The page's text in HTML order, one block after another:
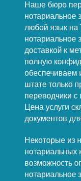
Наше бюро
нотариальное
любой язык на
нотариальное
доставкой к
полную
обеспечиваем
штате только
переводчики
Цена услуги
документов
Некоторые из
нотариальных
возможность
нотариальное